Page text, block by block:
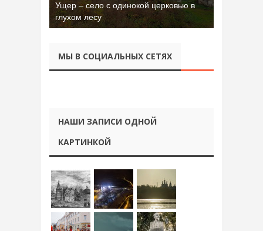
Ущер – село с одинокой церковью в
глухом лесу
МЫ В СОЦИАЛЬНЫХ СЕТЯХ
НАШИ ЗАПИСИ ОДНОЙ
КАРТИНКОЙ